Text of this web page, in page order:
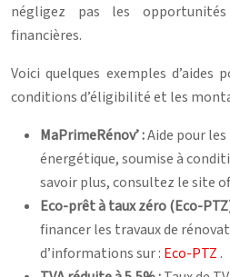
négligez pas les
financières.
Voici quelques exemples
conditions d’éligibilité et les
MaPrimeRénov’ :Aide pour
énergétique, soumise à
savoir plus, consultez le site
Eco-prêt à taux zéro (Eco-
financer les travaux de
d’informations sur : Eco-PTZ .